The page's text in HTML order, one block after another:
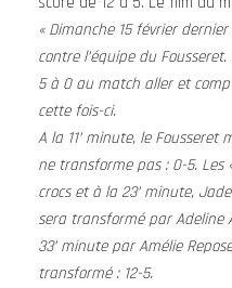
« Dimanche 15 février
contre l’équipe du
5 à 0 au match aller et
cette fois-ci.
A la 11’ minute, le
ne transforme pas : 0-5. Les
crocs et à la 23’ minute,
sera transformé par Adeline
33’ minute par Amélie
transformé : 12-5.